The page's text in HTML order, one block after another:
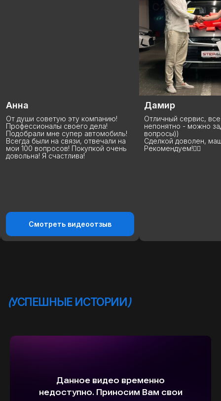
Дамир
Отличный сервис, все понятно, если
непонятно - можно задавать
вопросы))
Сделкой доволен, машина радует!
Рекомендуем!👍🏻
Виталий
Сделка
отлично, покупкой
рекомендую эту
ребята молодцы,
держат! Еще раз